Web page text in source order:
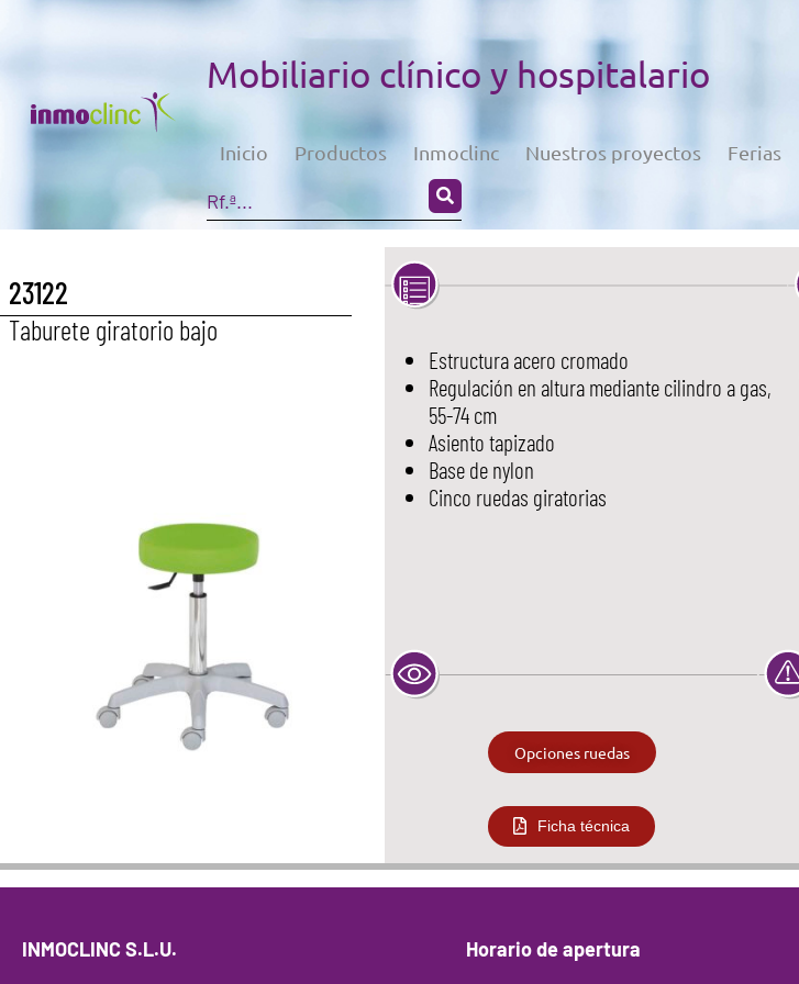
Mobiliario clínico y hospitalario
Inicio Productos Inmoclinc Nuestros proyectos Ferias
23122
Taburete giratorio bajo
Estructura acero cromado
Regulación en altura mediante cilindro a gas,
55-74 cm
Asiento tapizado
Base de nylon
Cinco ruedas giratorias
Opciones ruedas
Ficha técnica
INMOCLINC S.L.U. Horario de apertura